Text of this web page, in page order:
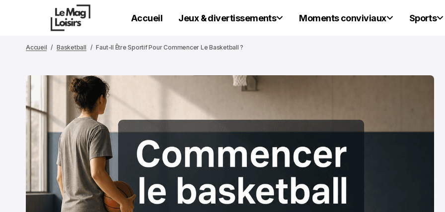
Accueil Jeux & divertissements Moments conviviaux Sports
Accueil Basketball Faut-Il Être Sportif Pour Commencer Le Basketball ?